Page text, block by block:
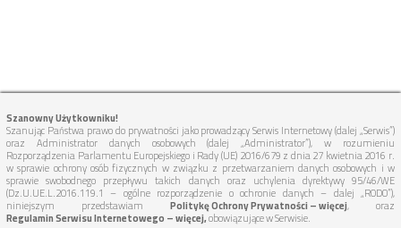
Szanowny Użytkowniku!
Szanując Państwa prawo do prywatności jako prowadzący Serwis Internetowy (dalej „Serwis”)
oraz Administrator danych osobowych (dalej „Administrator”), w rozumieniu
Rozporządzenia Parlamentu Europejskiego i Rady (UE) 2016/679 z dnia 27 kwietnia 2016 r.
w sprawie ochrony osób fizycznych w związku z przetwarzaniem danych osobowych i w
sprawie swobodnego przepływu takich danych oraz uchylenia dyrektywy 95/46/WE
(Dz.U.UE.L.2016.119.1 – ogólne rozporządzenie o ochronie danych – dalej „RODO”),
niniejszym przedstawiam Politykę Ochrony Prywatności – więcej, oraz
Regulamin Serwisu Internetowego – więcej,obowiązujące w Serwisie.